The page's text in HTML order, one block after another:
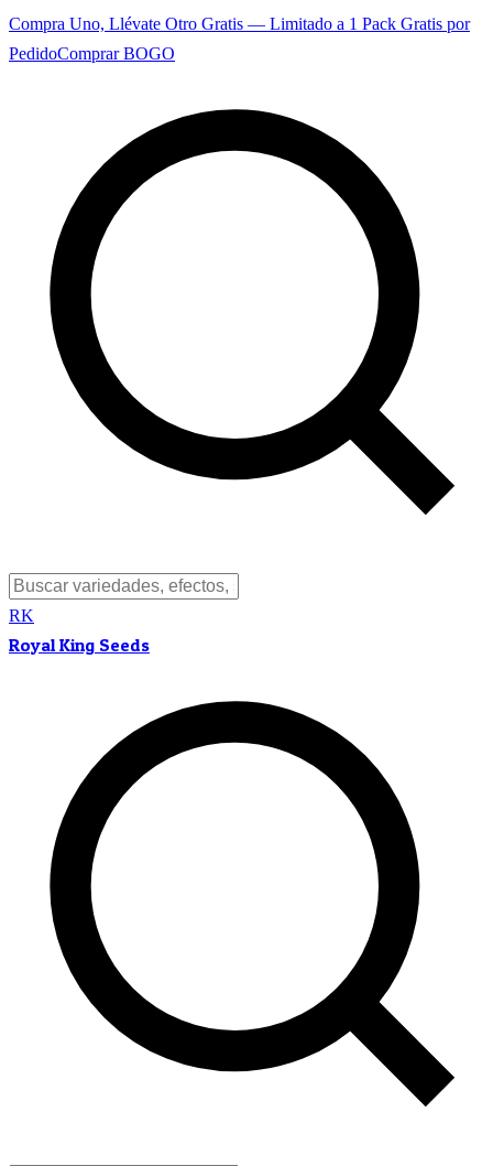
Compra Uno, Llévate Otro Gratis — Limitado a 1 Pack Gratis por
PedidoComprar BOGO
RK
Royal King Seeds